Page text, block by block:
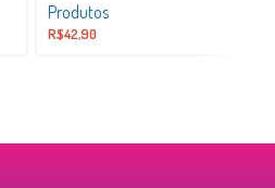
Produtos
R$42,90